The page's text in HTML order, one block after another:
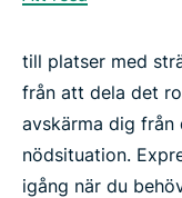
till platser med
från att dela det
avskärma dig från
nödsituation.
igång när du